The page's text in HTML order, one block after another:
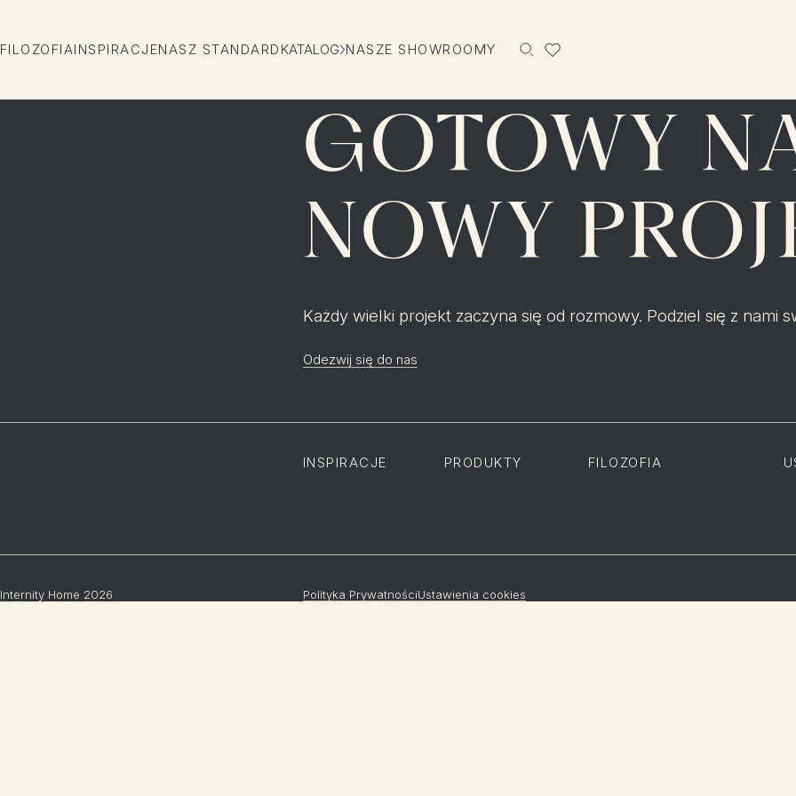
FILOZOFIAINSPIRACJENASZ STANDARD KATALOG NASZE SHOWROOMY Szukaj
GOTOWY
NOWY
Każdy wielki projekt zaczyna się od rozmowy. Podziel się z nami
Odezwij się do nas
INSPIRACJE PRODUKTY FILOZOFIA
Internity Home 2026 Polityka PrywatnościUstawienia cookies